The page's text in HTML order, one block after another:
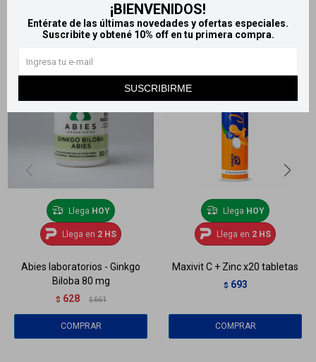
¡BIENVENIDOS!
Entérate de las últimas novedades y ofertas especiales.
Suscribite y obtené 10% off en tu primera compra.
SUSCRIBIRME
Llega HOY
Llega en 2 HS
Abies laboratorios - Ginkgo
Biloba 80 mg
$ 628 $ 661
Llega HOY
Llega en 2 HS
Maxivit C + Zinc x20 tabletas
$ 693